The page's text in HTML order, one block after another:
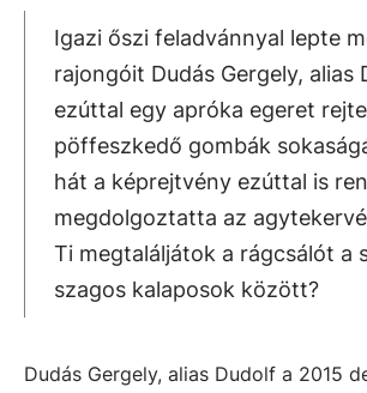
Igazi őszi feladvánnyal lepte
rajongóit Dudás Gergely, alias
ezúttal egy apróka egeret
pöffeszkedő gombák
hát a képrejtvény ezúttal is
megdolgoztatta az
Ti megtaláljátok a rágcsálót a
szagos kalaposok között?
Dudás Gergely, alias Dudolf a 2015